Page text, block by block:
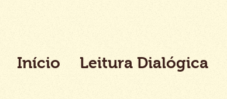
Início Leitura Dialógica